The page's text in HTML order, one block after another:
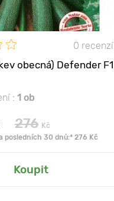
0 recenzí
obecná) Defender F1
: 1 ob
276 Kč
posledních 30 dnů:* 276 Kč
Koupit